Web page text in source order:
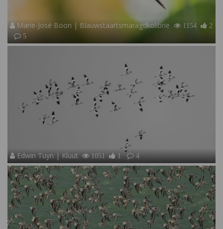
Marie-José Boon | Blauwstaartsmaragdkolibrie 1154
2
5
Edwin Tuyn | Kluut 1051 1 4